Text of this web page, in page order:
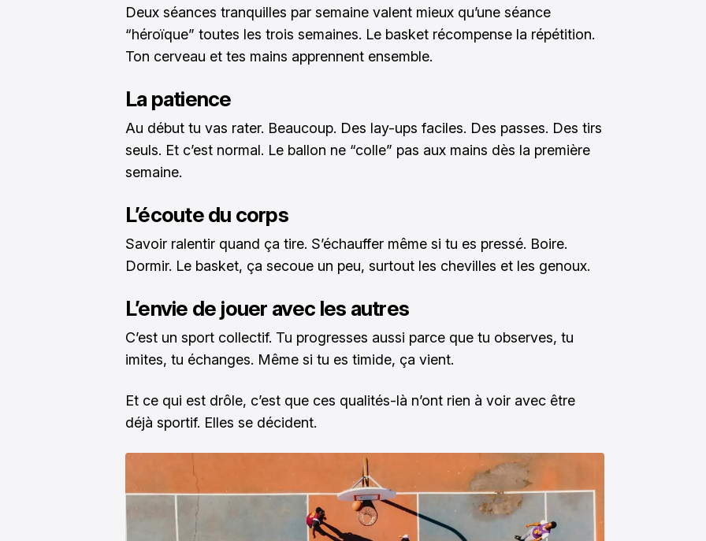
Deux séances tranquilles par semaine valent mieux qu’une séance
“héroïque” toutes les trois semaines. Le basket récompense la répétition.
Ton cerveau et tes mains apprennent ensemble.
La patience
Au début tu vas rater. Beaucoup. Des lay-ups faciles. Des passes. Des tirs
seuls. Et c’est normal. Le ballon ne “colle” pas aux mains dès la première
semaine.
L’écoute du corps
Savoir ralentir quand ça tire. S’échauffer même si tu es pressé. Boire.
Dormir. Le basket, ça secoue un peu, surtout les chevilles et les genoux.
L’envie de jouer avec les autres
C’est un sport collectif. Tu progresses aussi parce que tu observes, tu
imites, tu échanges. Même si tu es timide, ça vient.
Et ce qui est drôle, c’est que ces qualités-là n’ont rien à voir avec être
déjà sportif. Elles se décident.